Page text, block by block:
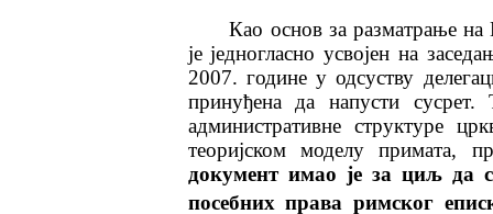
Као основ за разматрање
је једногласно усвојен на
2007. године у одсуству
принуђена да напусти
административне структуре
теоријском моделу примата,
документ имао је за циљ да
посебних права римског